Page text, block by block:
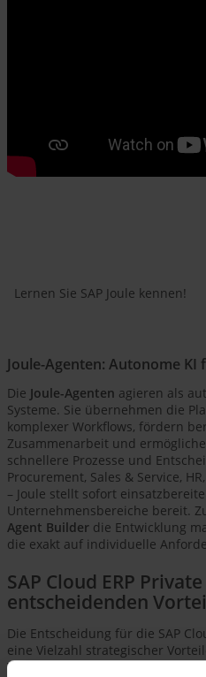
Lernen Sie SAP Joule kennen!
Joule-Agenten: Autonome
Die Joule-Agenten agieren als
Systeme. Sie übernehmen die
komplexer Workflows, fördern
Zusammenarbeit und
schnellere Prozesse und
Procurement, Sales & Service,
– Joule stellt sofort
Unternehmensbereiche bereit.
Agent Builder die Entwicklung
die exakt auf individuelle
SAP Cloud ERP
entscheidenden
Die Entscheidung für die SAP
eine Vielzahl strategischer
Weg zur digitalen